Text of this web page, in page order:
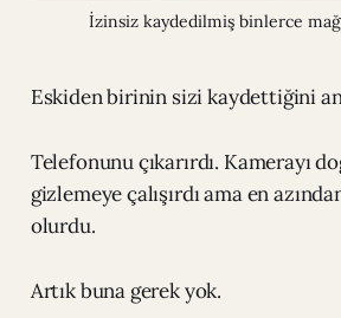
İzinsiz kaydedilmiş binlerce
Eskiden birinin sizi kaydettiğini
Telefonunu çıkarırdı. Kamerayı
gizlemeye çalışırdı ama en
olurdu.
Artık buna gerek yok.